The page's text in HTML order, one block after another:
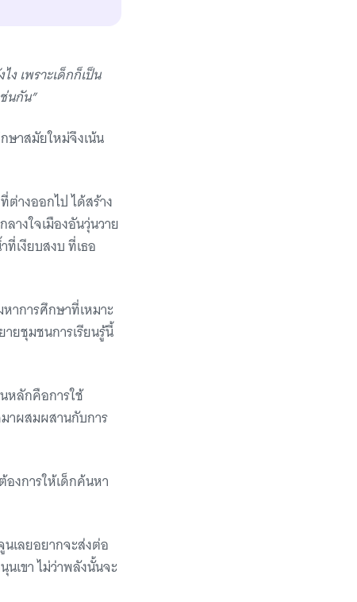
ง เพราะเด็กก็เป็น
นกัน”
ษาสมัยใหม่จึงเน้น
างออกไป ได้สร้าง
างใจเมืองอันวุ่นวาย
เงียบสงบ ที่เธอ
าการศึกษาที่เหมาะ
ยชุมชนการเรียนรู้นี้
หลักคือการใช้
าผสมผสานกับการ
งการให้เด็กค้นหา
นเลยอยากจะส่งต่อ
เขา ไม่ว่าพลังนั้นจะ